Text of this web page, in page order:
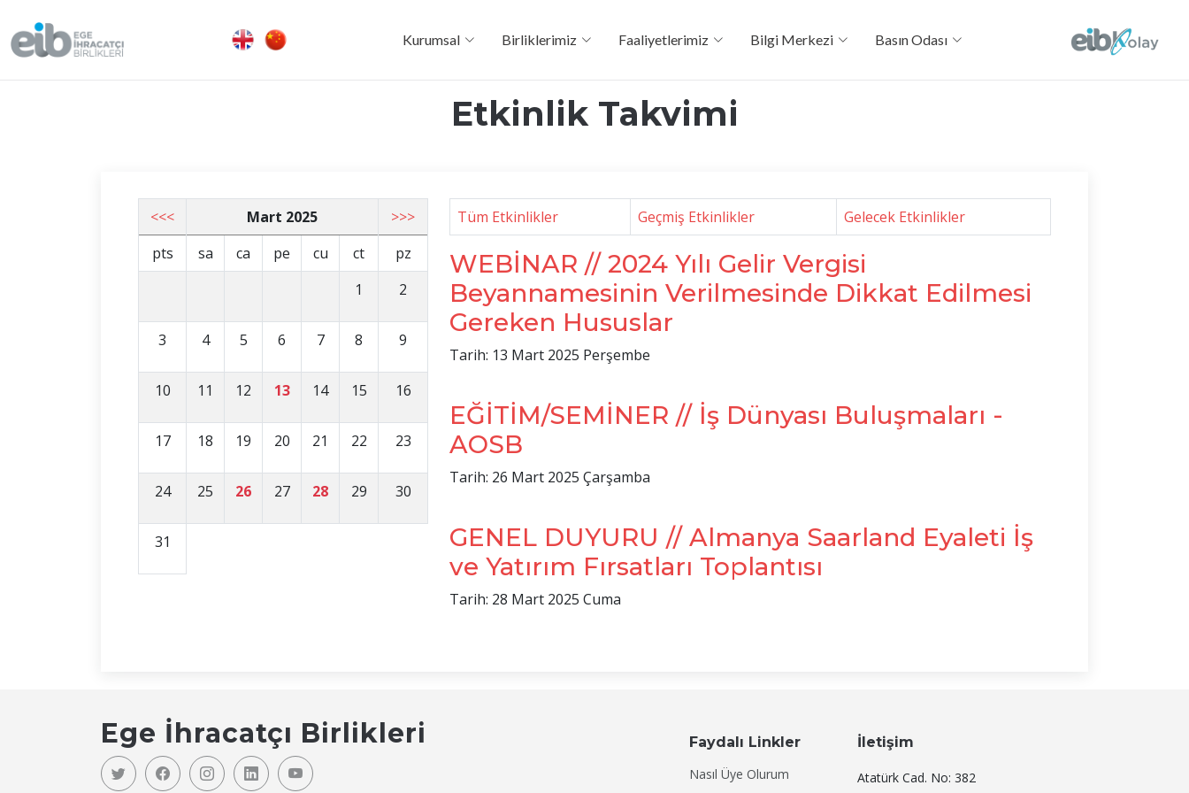
Kurumsal Birliklerimiz Faaliyetlerimiz Bilgi Merkezi Basın Odası
Etkinlik Takvimi
<<< Mart 2025
>>>
pts
sa ca pe cu ct
pz
1
2
3 4 5 6 7 8 9
10 11 12 13 14 15 16
17 18 19 20 21 22 23
24 25 26 27 28 29 30
31
Tüm Etkinlikler Geçmiş Etkinlikler Gelecek Etkinlikler
WEBİNAR // 2024 Yılı Gelir Vergisi
Beyannamesinin Verilmesinde Dikkat Edilmesi
Gereken Hususlar
Tarih: 13 Mart 2025 Perşembe
EĞİTİM/SEMİNER // İş Dünyası Buluşmaları -
AOSB
Tarih: 26 Mart 2025 Çarşamba
GENEL DUYURU // Almanya Saarland Eyaleti İş
ve Yatırım Fırsatları Toplantısı
Tarih: 28 Mart 2025 Cuma
Ege İhracatçı Birlikleri
Faydalı Linkler
Nasıl Üye Olurum
İletişim
Atatürk Cad. No: 382